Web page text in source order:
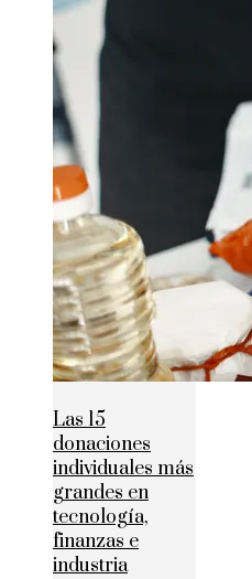
Las 15
donaciones
individuales más
grandes en
tecnología,
finanzas e
industria